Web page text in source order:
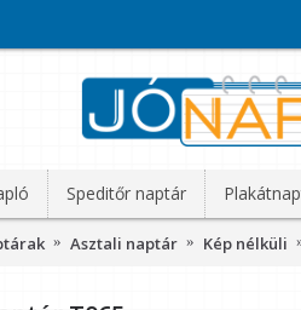
Speditőr naptár
Asztali naptár Kép nélküli